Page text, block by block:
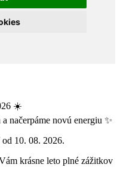
☀️
načerpáme novú energiu ✨
10. 08. 2026.
krásne leto plné zážitkov